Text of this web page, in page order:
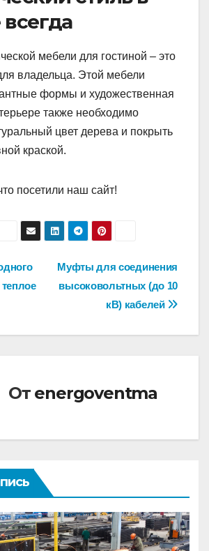
мебели для гостиной – это
владельца. Этой мебели
формы и художественная
также необходимо
цвет дерева и покрыть
краской.
посетили наш сайт!
Муфты для соединения
высоковольтных (до 10
кВ) кабелей
От energoventma